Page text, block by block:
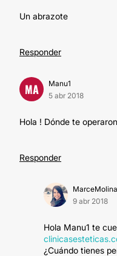
Un abrazote
Responder
MA
Manu1
5 abr 2018
Hola ! Dónde te
Responder
MarceMolina
9 abr 2018
Hola Manu1 te
¿Cuándo tienes